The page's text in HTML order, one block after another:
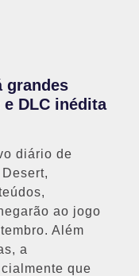
grandes
DLC inédita
diário de
ao jogo
Além
a
que